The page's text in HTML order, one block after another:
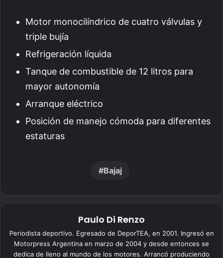
Motor monocilíndrico de cuatro válvulas y
triple bujía
Refrigeración líquida
Tanque de combustible de 12 litros para
mayor autonomía
Arranque eléctrico
Posición de manejo cómoda para diferentes
estaturas
Bajaj
Paulo Di Renzo
Periodista deportivo. Egresado de DeporTEA, en 2001. Ingresó en
Motorpress Argentina en marzo de 2004 y desde entonces se
dedica de lleno al mundo de los motores. Arrancó produciendo